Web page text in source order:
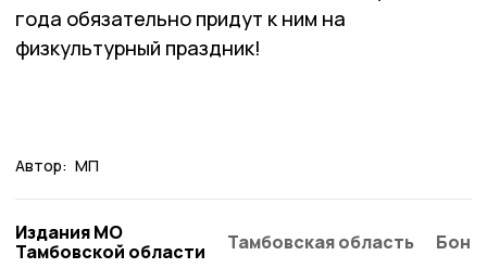
года обязательно придут к ним на
физкультурный праздник!
Автор: МП
Издания МО
Тамбовской области
Тамбовская область